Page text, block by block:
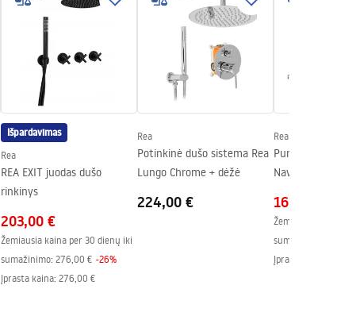
Išpardavimas
Rea
REA EXIT juodas dušo
rinkinys
203,00 €
Žemiausia kaina per 30 dienų iki
sumažinimo: 276,00 € -26%
Įprasta kaina: 276,00 €
Rea
Potinkinė dušo sistema Rea
Lungo Chrome + dėžė
224,00 €
Rea
Purškimo
Navaro
161,00 €
Žemiausia
sumažinimo:
Įprasta kaina